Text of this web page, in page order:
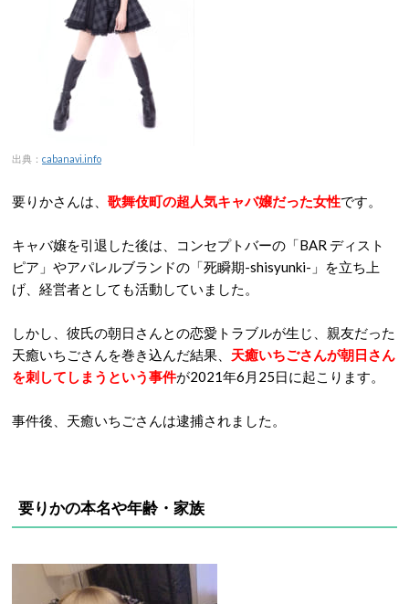
出典： cabanavi.info
要りかさんは、 歌舞伎町の超人気キャバ嬢だった女性です。
キャバ嬢を引退した後は、コンセプトバーの「BAR ディスト
ピア」やアパレルブランドの「死瞬期-shisyunki-」を立ち上
げ、経営者としても活動していました。
しかし、彼氏の朝日さんとの恋愛トラブルが生じ、親友だった
天癒いちごさんを巻き込んだ結果、 天癒いちごさんが朝日さん
を刺してしまうという事件が2021年6月25日に起こります。
事件後、天癒いちごさんは逮捕されました。
要りかの本名や年齢・家族